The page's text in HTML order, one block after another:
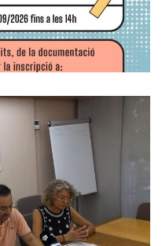
Un Nou
La Inserció
En Situació